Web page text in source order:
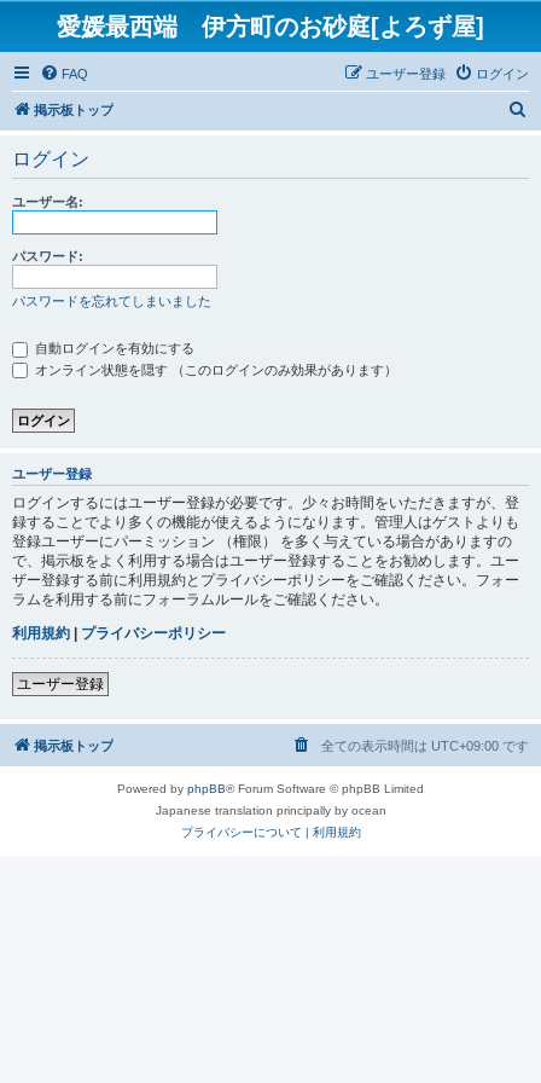
愛媛最西端 伊方町のお砂庭[よろず屋]
FAQ ログイン
ユーザー登録
掲示板トップ
ログイン
ユーザー名:
パスワード:
パスワードを忘れてしまいました
自動ログインを有効にする
オンライン状態を隠す （このログインのみ効果があります）
ユーザー登録
ログインするにはユーザー登録が必要です。少々お時間をいただきますが、登
録することでより多くの機能が使えるようになります。管理人はゲストよりも
登録ユーザーにパーミッション （権限） を多く与えている場合がありますの
で、掲示板をよく利用する場合はユーザー登録することをお勧めします。ユー
ザー登録する前に利用規約とプライバシーポリシーをご確認ください。フォー
ラムを利用する前にフォーラムルールをご確認ください。
利用規約 | プライバシーポリシー
ユーザー登録
掲示板トップ 全ての表示時間は UTC+09:00 です
Powered by phpBB® Forum Software © phpBB Limited
Japanese translation principally by ocean
プライバシーについて | 利用規約